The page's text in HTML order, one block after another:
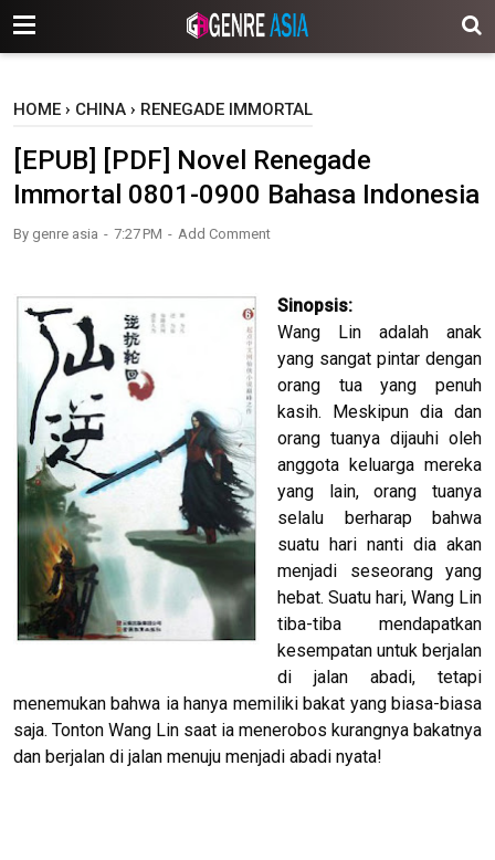
-->
HOME › CHINA › RENEGADE IMMORTAL
[EPUB] [PDF] Novel Renegade
Immortal 0801-0900 Bahasa Indonesia
By genre asia 7:27 PM Add Comment
Sinopsis:
Wang Lin adalah anak
yang sangat pintar dengan
orang tua yang penuh
kasih. Meskipun dia dan
orang tuanya dijauhi oleh
anggota keluarga mereka
yang lain, orang tuanya
selalu berharap bahwa
suatu hari nanti dia akan
menjadi seseorang yang
hebat. Suatu hari, Wang Lin
tiba-tiba mendapatkan
kesempatan untuk berjalan
di jalan abadi, tetapi
menemukan bahwa ia hanya memiliki bakat yang biasa-biasa
saja. Tonton Wang Lin saat ia menerobos kurangnya bakatnya
dan berjalan di jalan menuju menjadi abadi nyata!